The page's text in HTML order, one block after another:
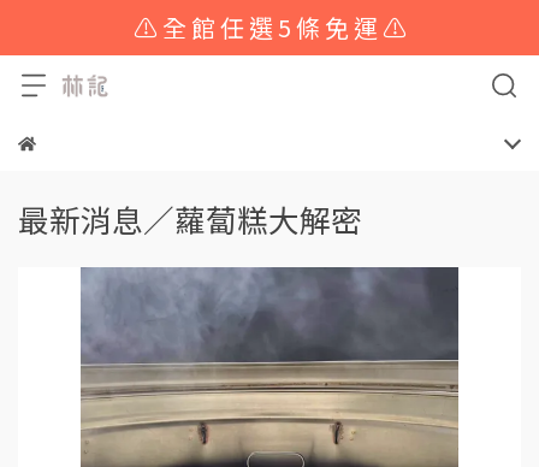
⚠️ 全 館 任 選 5 條 免 運 ⚠️
最新消息／蘿蔔糕大解密